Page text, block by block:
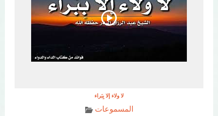
المسموعات